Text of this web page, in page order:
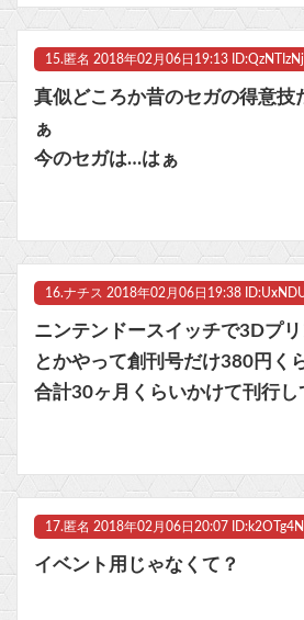
15. 匿名 2018年02月06日19:13
真似どころか昔のセガの得意技
ぁ
今のセガは…はぁ
16.ナチス 2018年02月06日19:38
ニンテンドースイッチで3Dプ
とかやって創刊号だけ380円く
合計30ヶ月くらいかけて刊行
17. 匿名 2018年02月06日20:07
イベント用じゃなくて？